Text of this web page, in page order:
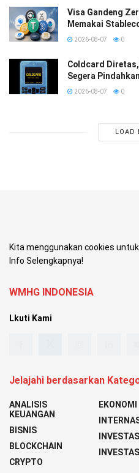
Visa Gandeng
Memakai
2026-08-07 0
Coldcard
Segera
2026-08-07 0
LOAD
Kita menggunakan cookies
Info Selengkapnya!
WMHG INDONESIA
Lkuti Kami
Jelajahi berdasarkan
ANALISIS
KEUANGAN
BISNIS
BLOCKCHAIN
CRYPTO
EKONOMI
INVESTASI